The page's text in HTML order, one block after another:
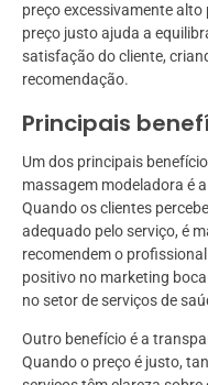
preço excessivamente
preço justo ajuda a
satisfação do cliente,
recomendação.
Principais
Um dos principais
massagem modeladora é
Quando os clientes
adequado pelo serviço, é
recomendem o
positivo no marketing
no setor de serviços de
Outro benefício é a
Quando o preço é justo,